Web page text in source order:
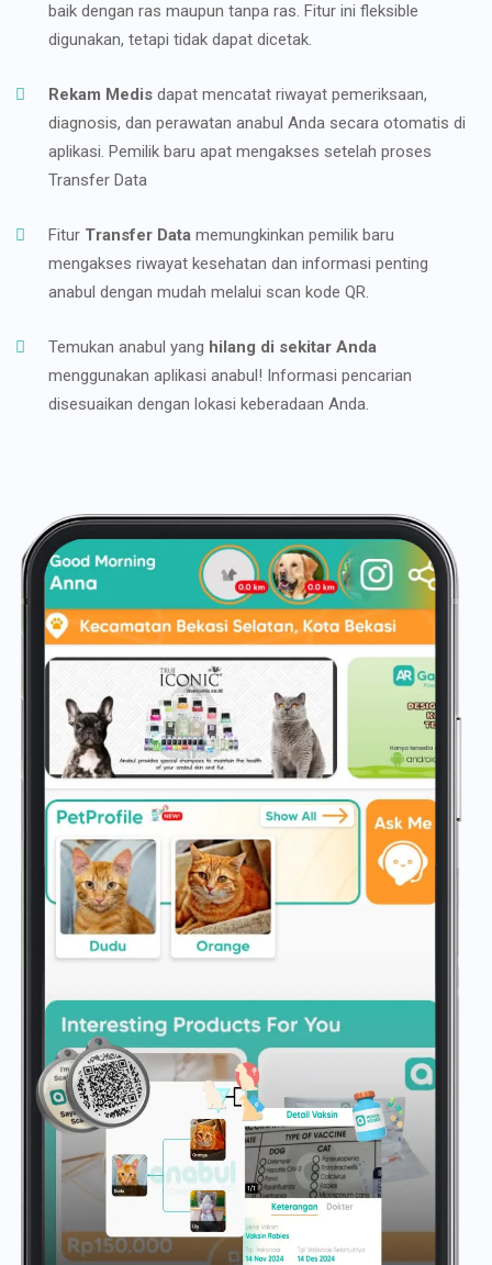
baik dengan ras maupun tanpa ras. Fitur ini fleksible
digunakan, tetapi tidak dapat dicetak.
Rekam Medis dapat mencatat riwayat pemeriksaan,
diagnosis, dan perawatan anabul Anda secara otomatis di
aplikasi. Pemilik baru apat mengakses setelah proses
Transfer Data
Fitur Transfer Data memungkinkan pemilik baru
mengakses riwayat kesehatan dan informasi penting
anabul dengan mudah melalui scan kode QR.
Temukan anabul yang hilang di sekitar Anda
menggunakan aplikasi anabul! Informasi pencarian
disesuaikan dengan lokasi keberadaan Anda.